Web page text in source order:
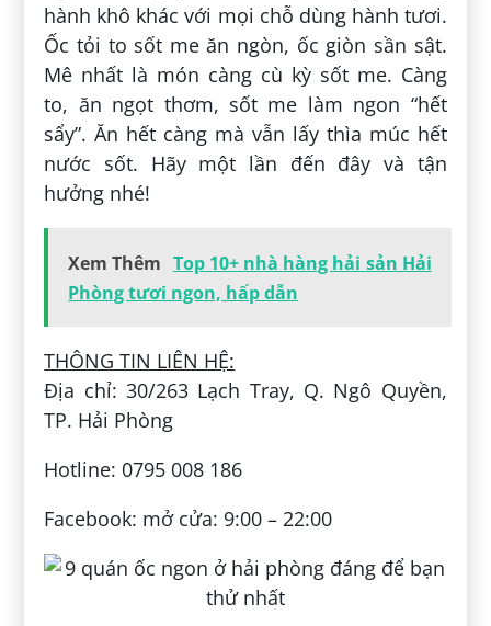
hành khô khác với mọi chỗ dùng hành tươi.
Ốc tỏi to sốt me ăn ngòn, ốc giòn sần sật.
Mê nhất là món càng cù kỳ sốt me. Càng
to, ăn ngọt thơm, sốt me làm ngon “hết
sẩy”. Ăn hết càng mà vẫn lấy thìa múc hết
nước sốt. Hãy một lần đến đây và tận
hưởng nhé!
Xem Thêm Top 10+ nhà hàng hải sản Hải
Phòng tươi ngon, hấp dẫn
THÔNG TIN LIÊN HỆ:
Địa chỉ: 30/263 Lạch Tray, Q. Ngô Quyền,
TP. Hải Phòng
Hotline: 0795 008 186
Facebook: mở cửa: 9:00 – 22:00